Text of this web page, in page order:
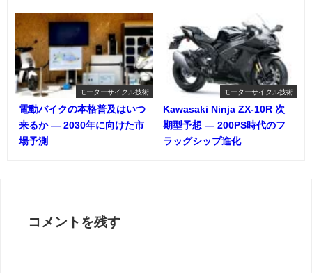
モーターサイクル技術
電動バイクの本格普及はいつ
来るか ― 2030年に向けた市
場予測
モーターサイクル技術
Kawasaki Ninja ZX-10R 次
期型予想 ― 200PS時代のフ
ラッグシップ進化
コメントを残す